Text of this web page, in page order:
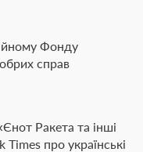
Фонду
справ
Ракета та інші
Times про українські